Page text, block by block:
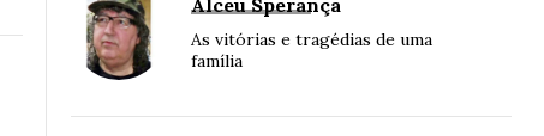
Alceu Sperança
As vitórias e tragédias de uma
família